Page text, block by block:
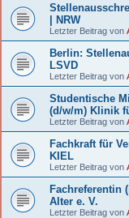
| NRW
Letzter Beitrag von
Berlin:
LSVD
Letzter Beitrag von
Studentische
(d/w/m) Klinik
Letzter Beitrag von
Fachkraft für
KIEL
Letzter Beitrag von
Fachreferentin
Alter e. V.
Letzter Beitrag von